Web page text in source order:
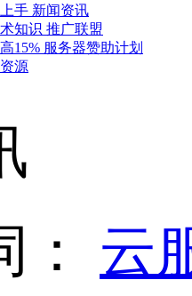
手 新闻资讯
知识 推广联盟
15% 服务器赞助计划
源
： 云